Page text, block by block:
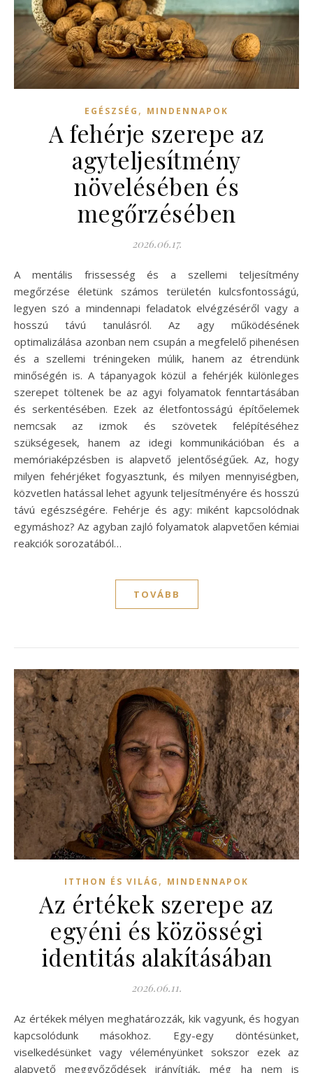
EGÉSZSÉG , MINDENNAPOK
A fehérje szerepe az
agyteljesítmény
növelésében és
megőrzésében
2026.06.17.
A mentális frissesség és a szellemi teljesítmény
megőrzése életünk számos területén kulcsfontosságú,
legyen szó a mindennapi feladatok elvégzéséről vagy a
hosszú távú tanulásról. Az agy működésének
optimalizálása azonban nem csupán a megfelelő pihenésen
és a szellemi tréningeken múlik, hanem az étrendünk
minőségén is. A tápanyagok közül a fehérjék különleges
szerepet töltenek be az agyi folyamatok fenntartásában
és serkentésében. Ezek az életfontosságú építőelemek
nemcsak az izmok és szövetek felépítéséhez
szükségesek, hanem az idegi kommunikációban és a
memóriaképzésben is alapvető jelentőségűek. Az, hogy
milyen fehérjéket fogyasztunk, és milyen mennyiségben,
közvetlen hatással lehet agyunk teljesítményére és hosszú
távú egészségére. Fehérje és agy: miként kapcsolódnak
egymáshoz? Az agyban zajló folyamatok alapvetően kémiai
reakciók sorozatából…
TOVÁBB
ITTHON ÉS VILÁG , MINDENNAPOK
Az értékek szerepe az
egyéni és közösségi
identitás alakításában
2026.06.11.
Az értékek mélyen meghatározzák, kik vagyunk, és hogyan
kapcsolódunk másokhoz. Egy-egy döntésünket,
viselkedésünket vagy véleményünket sokszor ezek az
alapvető meggyőződések irányítják, még ha nem is